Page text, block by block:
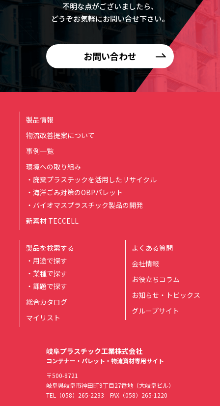
不明な点がございましたら、
どうぞお気軽にお問い合せ下さい。
お問い合わせ
製品情報
物流改善提案について
事例一覧
環境への取り組み
・廃棄プラスチックを活用したリサイクル
・海洋ごみ対策のOBPパレット
・バイオマスプラスチック製品の開発
新素材 TECCELL
製品を検索する
・用途で探す
・業種で探す
・課題で探す
総合カタログ
マイリスト
よくある質問
会社情報
お役立ちコラム
お知らせ・トピックス
グループサイト
岐阜プラスチック工業株式会社
コンテナー・パレット・物流資材専用サイト
〒500-8721
岐阜県岐阜市神田町9丁目27番地（大岐阜ビル）
TEL
（058）265-2233 FAX（058）265-1220